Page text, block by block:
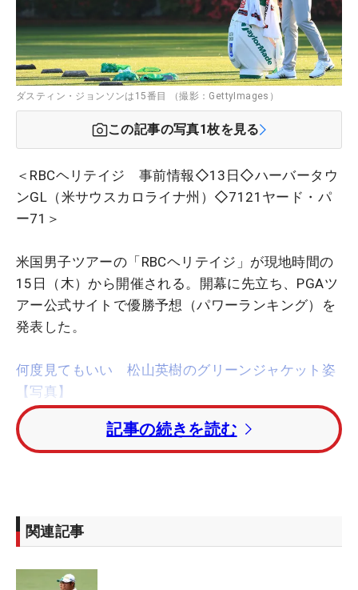
ダスティン・ジョンソンは15番目 （撮影：GettyImages）
この記事の写真1枚を見る
＜RBCヘリテイジ 事前情報◇13日◇ハーバータウ
ンGL（米サウスカロライナ州）◇7121ヤード・パ
ー71＞
米国男子ツアーの「RBCヘリテイジ」が現地時間の
15日（木）から開催される。開幕に先立ち、PGAツ
アー公式サイトで優勝予想（パワーランキング）を
発表した。
何度見てもいい 松山英樹のグリーンジャケット姿
【写真】
地元サウスカロライナ州出身で世界ランキング1位
のダスティン・ジョンソン（米国）は15番目。連覇
では、これまでトップ10もないが、「それでも世界
1位」との理由から、かろうじてランクインした。
優勝予想1番目は昨年大会覇者の
記事の続きを読む
関連記事